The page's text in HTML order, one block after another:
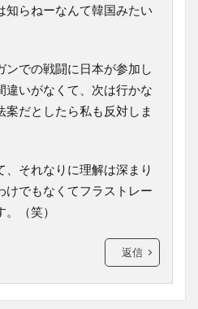
知らねーなんて韓国みたい
ンでの戦闘に日本が参加し
違いがなくて、次は行かな
案だとしたら私も反対しま
それなりに理解は深まり
けでもなくてフラストレー
（笑）
返信